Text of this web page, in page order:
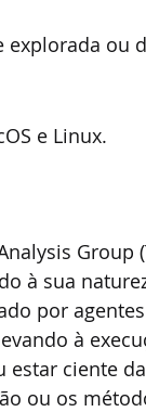
explorada ou
e Linux.
Group
à sua
por
à
ciente
ou os